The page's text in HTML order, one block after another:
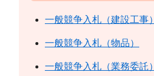
一般競争入札（建設工事）
一般競争入札（物品）
一般競争入札（業務委託）